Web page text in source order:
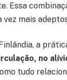
Essa
vez mais
a
no
tudo